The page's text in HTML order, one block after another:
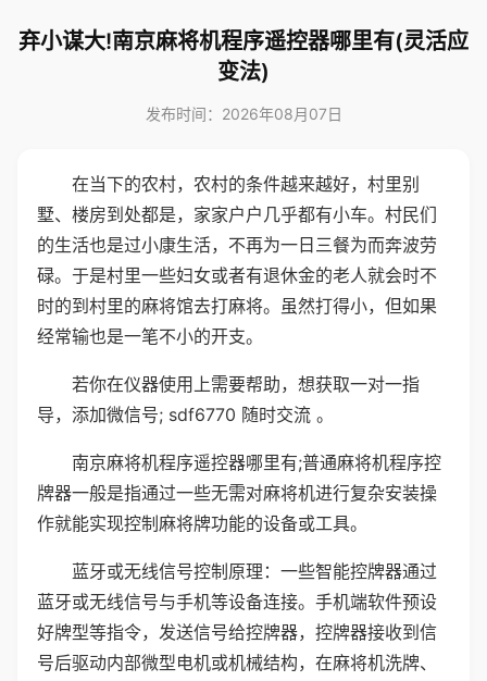
弃小谋大!南京麻将机程序遥控器哪里有(灵活应
变法)
发布时间：2026年08月07日
在当下的农村，农村的条件越来越好，村里别
墅、楼房到处都是，家家户户几乎都有小车。村民们
的生活也是过小康生活，不再为一日三餐为而奔波劳
碌。于是村里一些妇女或者有退休金的老人就会时不
时的到村里的麻将馆去打麻将。虽然打得小，但如果
经常输也是一笔不小的开支。
若你在仪器使用上需要帮助，想获取一对一指
导，添加微信号; sdf6770 随时交流 。
南京麻将机程序遥控器哪里有;普通麻将机程序控
牌器一般是指通过一些无需对麻将机进行复杂安装操
作就能实现控制麻将牌功能的设备或工具。
蓝牙或无线信号控制原理：一些智能控牌器通过
蓝牙或无线信号与手机等设备连接。手机端软件预设
好牌型等指令，发送信号给控牌器，控牌器接收到信
号后驱动内部微型电机或机械结构，在麻将机洗牌、